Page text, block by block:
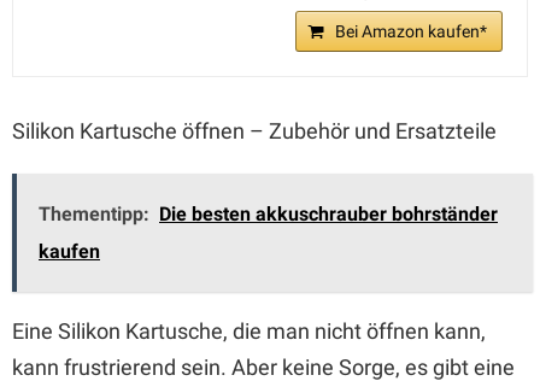
Bei Amazon kaufen*
Silikon Kartusche öffnen – Zubehör und Ersatzteile
Thementipp: Die besten akkuschrauber bohrständer
kaufen
Eine Silikon Kartusche, die man nicht öffnen kann,
kann frustrierend sein. Aber keine Sorge, es gibt eine